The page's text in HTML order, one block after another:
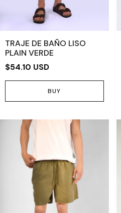
TRAJE DE BAÑO LISO
PLAIN VERDE
$54.10 USD
BUY